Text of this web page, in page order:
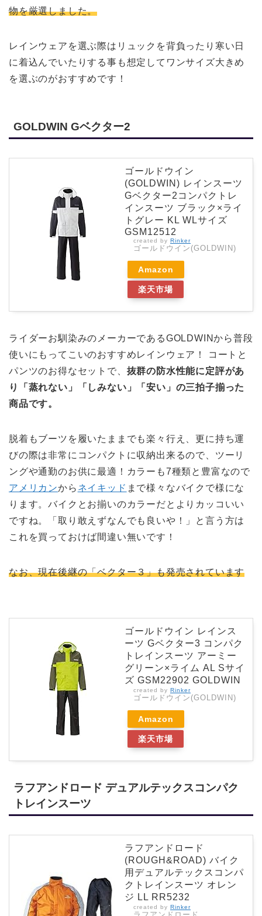
物を厳選しました。
レインウェアを選ぶ際はリュックを背負ったり寒い日
に着込んでいたりする事も想定してワンサイズ大きめ
を選ぶのがおすすめです！
GOLDWIN Gベクター2
ゴールドウイン
(GOLDWIN) レインスーツ
Gベクター2コンパクトレ
インスーツ ブラック×ライ
トグレー KL WLサイズ
GSM12512
created by Rinker
ゴールドウイン(GOLDWIN)
Amazon
楽天市場
ライダーお馴染みのメーカーであるGOLDWINから普段
使いにもってこいのおすすめレインウェア！ コートと
パンツのお得なセットで、 抜群の防水性能に定評があ
り「蒸れない」「しみない」「安い」の三拍子揃った
商品です。
脱着もブーツを履いたままでも楽々行え、更に持ち運
びの際は非常にコンパクトに収納出来るので、ツーリ
ングや通勤のお供に最適！カラーも7種類と豊富なので
アメリカンから ネイキッド まで様々なバイクで様にな
ります。バイクとお揃いのカラーだとよりカッコいい
ですね。「取り敢えずなんでも良いや！」と言う方は
これを買っておけば間違い無いです！
なお、現在後継の「ベクター３」も発売されています
ゴールドウイン レインス
ーツ Gベクター3 コンパク
トレインスーツ アーミー
グリーン×ライム AL Sサイ
ズ GSM22902 GOLDWIN
created by Rinker
ゴールドウイン(GOLDWIN)
Amazon
楽天市場
ラフアンドロード デュアルテックスコンパク
トレインスーツ
ラフアンドロード
(ROUGH&ROAD) バイク
用デュアルテックスコンパ
クトレインスーツ オレン
ジ LL RR5232
created by Rinker